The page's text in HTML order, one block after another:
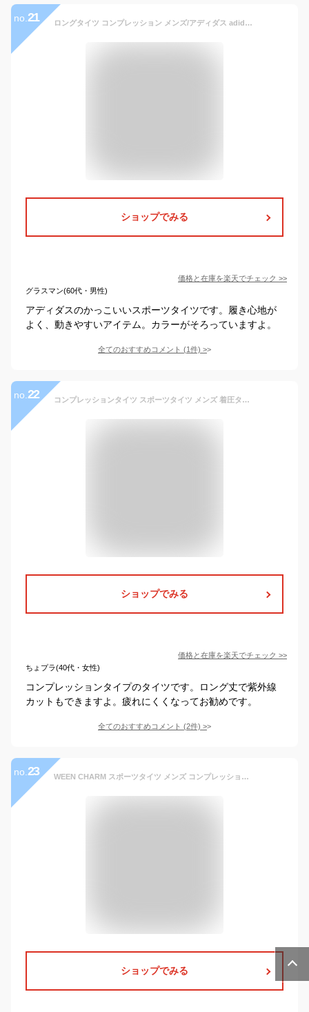
no. 21 ロングタイツ コンプレッション メンズ/アディダス adidas ALPHASKIN 当店別注カラー/スポーツ トレーニング ウェア 男性 スポーツタイツ インナータイツ アンダーウェア スパッツ アルファスキン/DT6615【返品不可】【a20Qpd】
ショップでみる
価格と在庫を楽天でチェック >>
グラスマン(60代・男性)
アディダスのかっこいいスポーツタイツです。履き心地が
よく、動きやすいアイテム。カラーがそろっていますよ。
全てのおすすめコメント (1件) >
no. 22 コンプレッションタイツ スポーツタイツ メンズ 着圧タイツ ロングタイツ スポーツ インナー コンプレッションインナー コンプレッションウェア
ショップでみる
価格と在庫を楽天でチェック >>
ちょプラ(40代・女性)
コンプレッションタイプのタイツです。ロング丈で紫外線
カットもできますよ。疲れにくくなってお勧めです。
全てのおすすめコメント (2件) >
no. 23 WEEN CHARM スポーツタイツ メンズ コンプレッションウェア ロングスパッツ オールシーズン ストレッチ アンダーウェア 吸汗速乾 UVカット 運動用 メンズ ロングタイツ 加圧 スポーツインナーウエア(XXL レッド)
ショップでみる